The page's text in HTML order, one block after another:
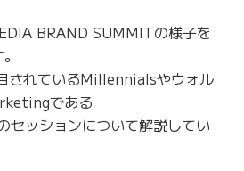
BRAND SUMMITの様子を
されているMillennialsやウォル
である
ッションについて解説してい